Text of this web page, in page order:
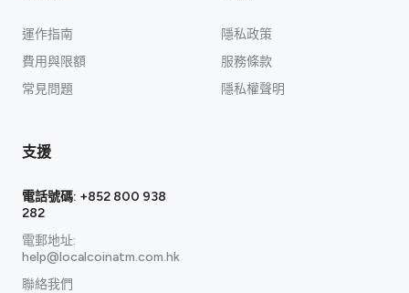
運作指南
費用與限額
常見問題
隱私政策
服務條款
隱私權聲明
支援
電話號碼: +852 800 938
282
電郵地址:
help@localcoinatm.com.hk
聯絡我們